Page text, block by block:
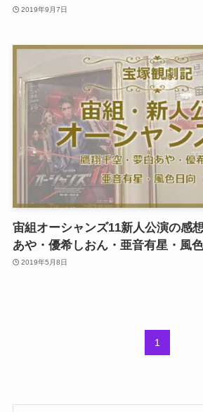
2019年9月7日
宙組オーシャンズ11新人公演の感
あや・優希しおん・亜音有星・風
2019年5月8日
1